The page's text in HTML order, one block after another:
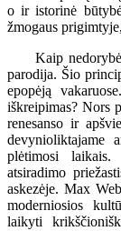
o ir istorinė
žmogaus
Kaip nedorybė
parodija. Šio
epopėją
iškreipimas? Nors
renesanso ir
devynioliktajame
plėtimosi
atsiradimo
askezėje. Max
moderniosios
laikyti